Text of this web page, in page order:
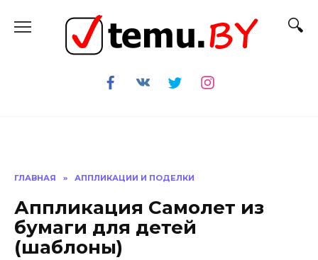
содержанию
ГЛАВНАЯ » АППЛИКАЦИИ И ПОДЕЛКИ
Аппликация Самолет из
бумаги для детей
(шаблоны)